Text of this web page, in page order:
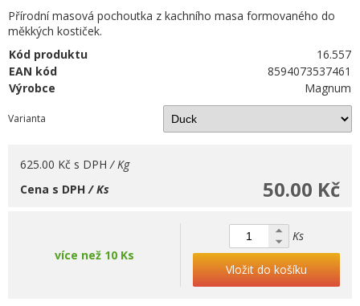
Přírodní masová pochoutka z kachního masa formovaného do
měkkých kostiček.
Kód produktu
16.557
EAN kód
8594073537461
Výrobce
Magnum
Varianta
625.00 Kč s DPH / Kg
50.00 Kč
Cena s DPH/ Ks
více než 10 Ks
Ks
Vložit do košíku